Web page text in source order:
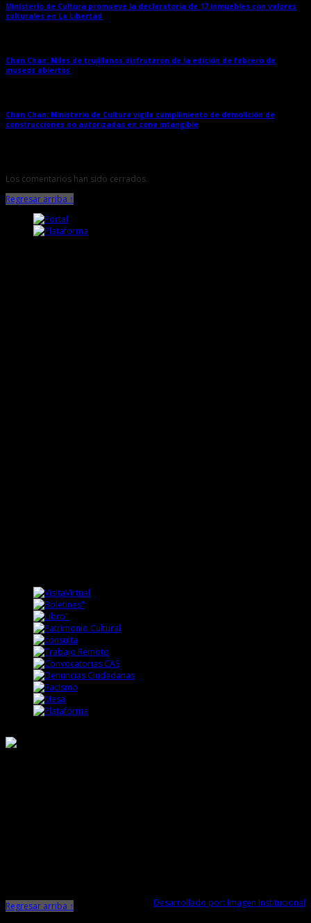
Ministerio de Cultura promueve la declaratoria de 17 inmuebles con valores
culturales en La Libertad
Chan Chan: Miles de trujillanos disfrutaron de la edición de febrero de
museos abiertos
Chan Chan: Ministerio de Cultura vigila cumplimiento de demolición de
construcciones no autorizadas en zona intangible
Los comentarios han sido cerrados.
Regresar arriba ↑
Desarrollado por: Imagen Institucional
Regresar arriba ↑